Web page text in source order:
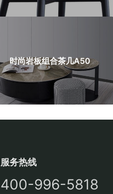
时尚岩板组合茶几A50
服务热线
400-996-5818